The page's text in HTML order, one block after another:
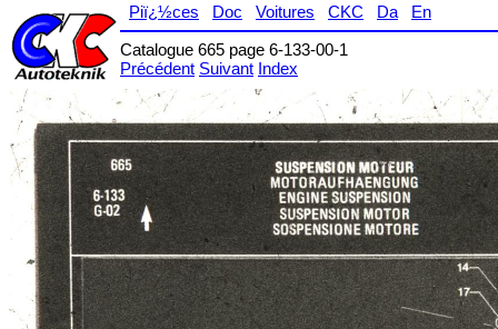
Piï¿½ces Doc Voitures CKC Da
En
Catalogue 665 page 6-133-00-1
Précédent Suivant Index